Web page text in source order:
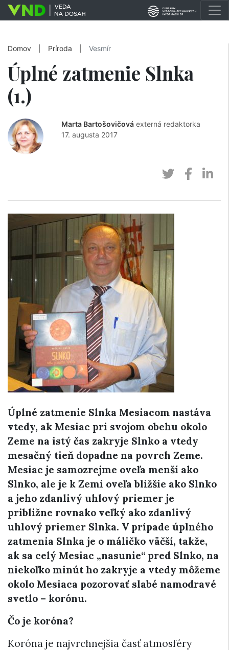
Domov Príroda Vesmír
Úplné zatmenie Slnka
(1.)
Marta Bartošovičová externá redaktorka
17. augusta 2017
Úplné zatmenie Slnka Mesiacom nastáva
vtedy, ak Mesiac pri svojom obehu okolo
Zeme na istý čas zakryje Slnko a vtedy
mesačný tieň dopadne na povrch Zeme.
Mesiac je samozrejme oveľa menší ako
Slnko, ale je k Zemi oveľa bližšie ako Slnko
a jeho zdanlivý uhlový priemer je
približne rovnako veľký ako zdanlivý
uhlový priemer Slnka. V prípade úplného
zatmenia Slnka je o máličko väčší, takže,
ak sa celý Mesiac „nasunie“ pred Slnko, na
niekoľko minút ho zakryje a vtedy môžeme
okolo Mesiaca pozorovať slabé namodravé
svetlo – korónu.
Čo je koróna?
Koróna je najvrchnejšia časť atmosféry